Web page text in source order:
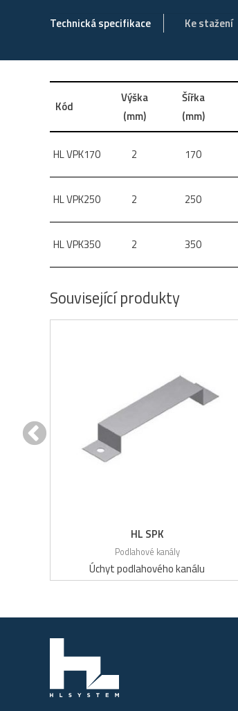
Technická specifikace Ke stažení
Kód
Výška
(mm)
Šířka
(mm)
HL VPK170 2 170
HL VPK250 2 250
HL VPK350 2 350
Související produkty
HL SPK
Podlahové kanály
Úchyt podlahového kanálu